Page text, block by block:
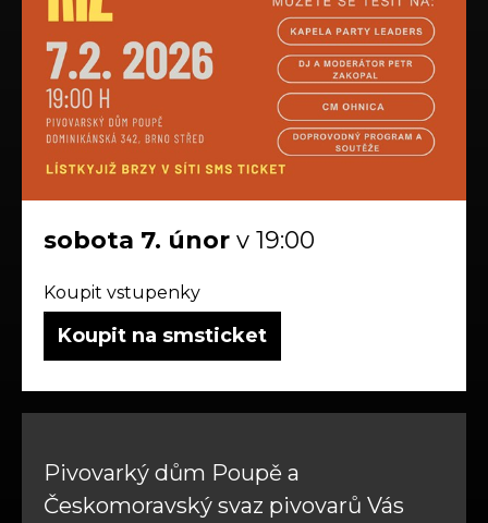
sobota 7. únor v 19:00
Koupit vstupenky
Koupit na smsticket
Pivovarký dům Poupě a
Českomoravský svaz pivovarů Vás